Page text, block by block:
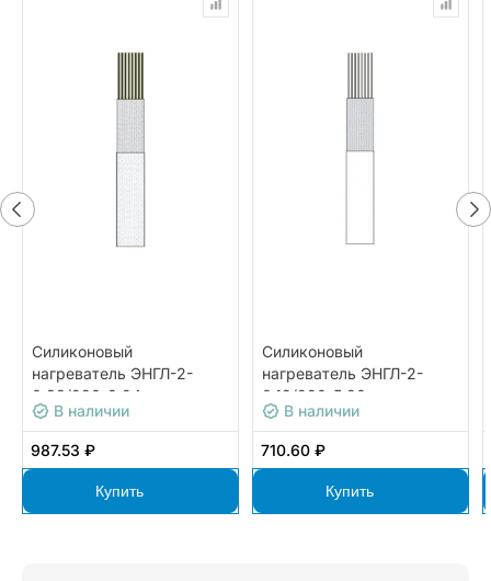
Силиконовый
нагреватель ЭНГЛ-2-
0,33/220-8,24
В наличии
987.53 ₽
Купить
Силиконовый
нагреватель ЭНГЛ-2-
0,12/220-5,90
В наличии
710.60 ₽
Купить